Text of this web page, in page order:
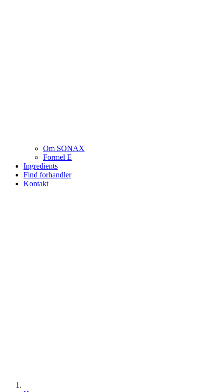
Om SONAX
Formel E
Ingredients
Find forhandler
Kontakt